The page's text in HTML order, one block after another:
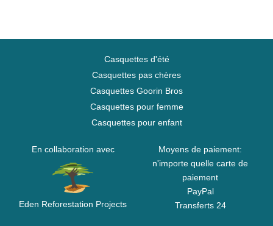
Casquettes d'été
Casquettes pas chères
Casquettes Goorin Bros
Casquettes pour femme
Casquettes pour enfant
En collaboration avec
Eden Reforestation Projects
Moyens de paiement:
n'importe quelle carte de
paiement
PayPal
Transferts 24